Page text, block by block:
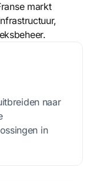
markt
naar
in